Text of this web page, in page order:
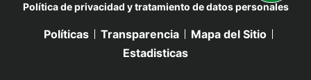
Política de privacidad y tratamiento de datos personales
Políticas Transparencia
Mapa del Sitio
Estadisticas